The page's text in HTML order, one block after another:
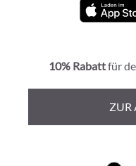
10% Rabattfür
ZUR